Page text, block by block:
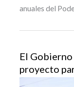
anuales del
El
proyecto